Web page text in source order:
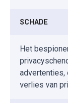
SCHADE
Het
advertenties,
verlies van